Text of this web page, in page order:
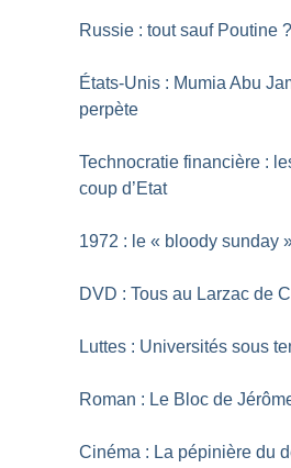
Russie : tout sauf Poutine ?
États-Unis : Mumia Abu
perpète
Technocratie financière :
coup d’Etat
1972 : le « bloody sunday
DVD : Tous au Larzac de
Luttes : Universités sous
Roman : Le Bloc de
Cinéma : La pépinière du